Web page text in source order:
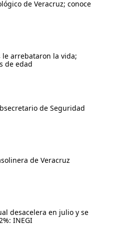
de Veracruz; conoce
le arrebataron la vida;
de edad
de Seguridad
de Veracruz
desacelera en julio y se
INEGI